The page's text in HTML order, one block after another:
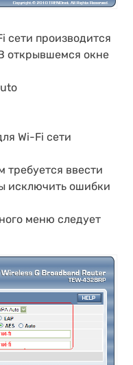
сети производится
открывшемся окне
Wi-Fi сети
требуется ввести
исключить ошибки
меню следует